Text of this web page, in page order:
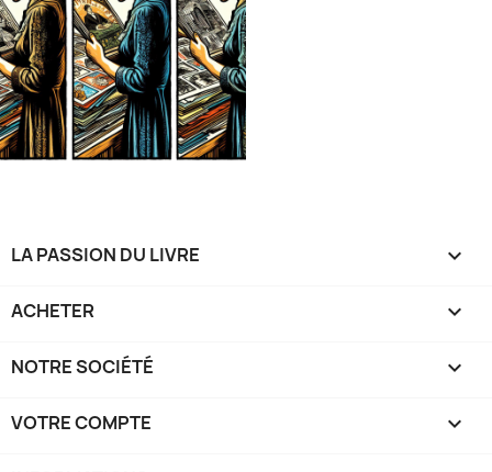
LA PASSION DU LIVRE 
ACHETER 
NOTRE SOCIÉTÉ 
VOTRE COMPTE 